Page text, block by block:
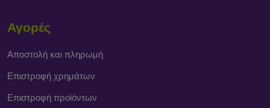
Αγορές
Αποστολή και πληρωμή
Επιστροφή χρημάτων
Επιστροφή προϊόντων